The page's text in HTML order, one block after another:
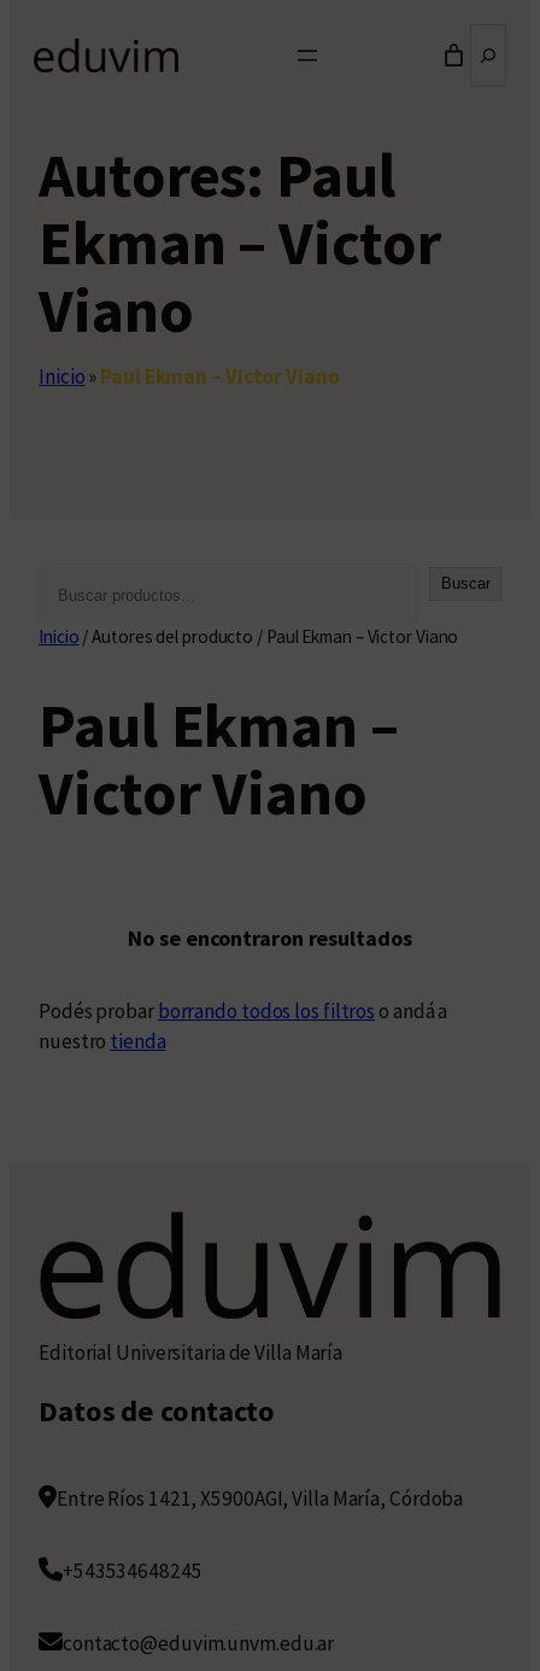
Autores: Paul
Ekman – Victor
Viano
Inicio»Paul Ekman – Victor Viano
s
a
Buscar
Inicio / Autores del producto / Paul Ekman – Victor Viano
Paul Ekman –
Victor Viano
No se encontraron resultados
Podés probarborrando todos los filtros o andá a
nuestro tienda
Editorial Universitaria de Villa María
Datos de contacto
Entre Ríos 1421, X5900AGI, Villa María, Córdoba
+543534648245
contacto@eduvim.unvm.edu.ar